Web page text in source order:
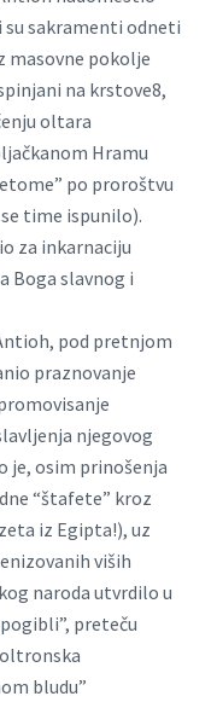
sakramenti odneti
masovne pokolje
na krstove8,
oltara
Hramu
po proroštvu
time ispunilo).
za inkarnaciju
Boga slavnog i
pod pretnjom
praznovanje
njegovog
je, osim prinošenja
“štafete” kroz
iz Egipta!), uz
viših
naroda utvrdilo u
preteču
bludu”